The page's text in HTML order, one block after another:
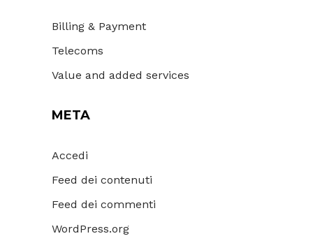
Billing & Payment
Telecoms
Value and added services
META
Accedi
Feed dei contenuti
Feed dei commenti
WordPress.org